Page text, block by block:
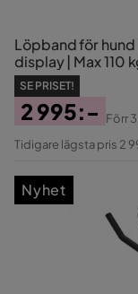
Löpband för hund
display | Max 110
SE PRISET!
Pris
2 995:-
Original
Förr
Tidigare lägsta pris 2
Nyhet